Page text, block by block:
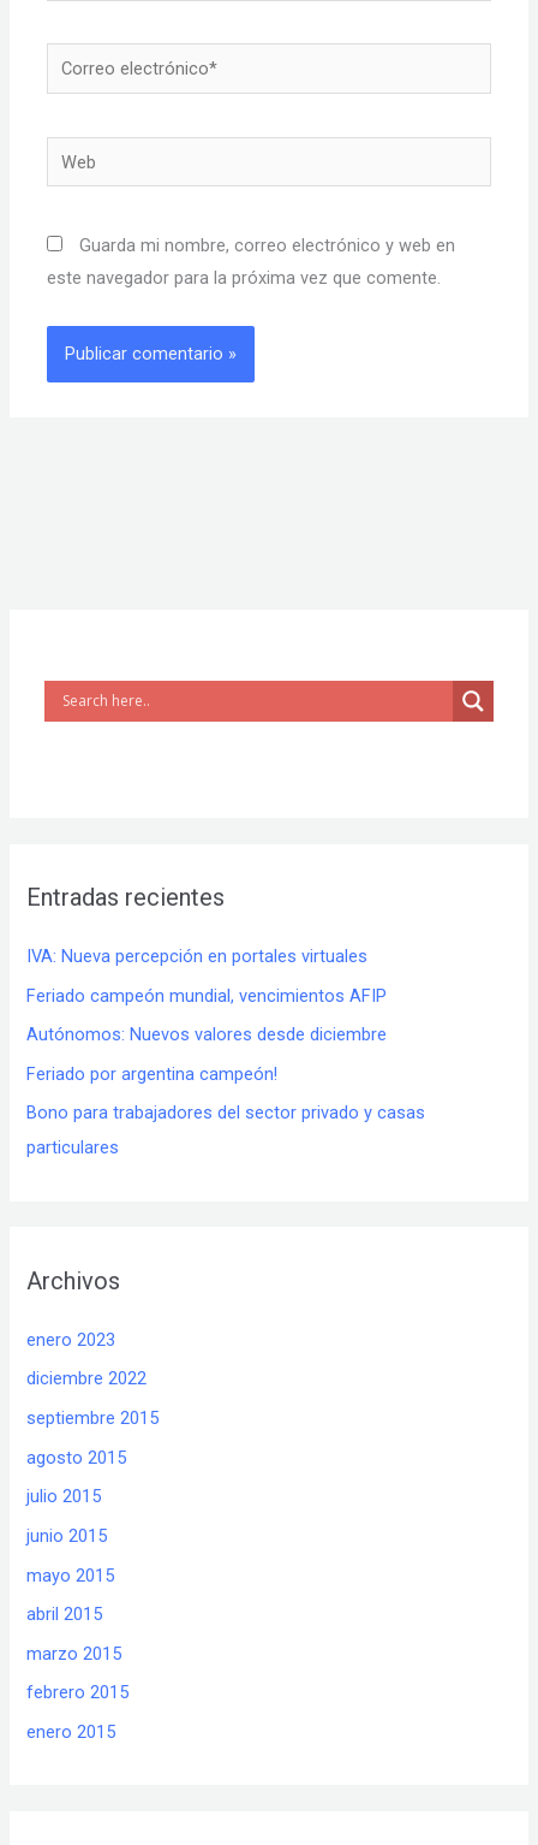
Correo
electrónico*
Web
Guarda mi nombre, correo electrónico y web en
este navegador para la próxima vez que comente.
Entradas recientes
IVA: Nueva percepción en portales virtuales
Feriado campeón mundial, vencimientos AFIP
Autónomos: Nuevos valores desde diciembre
Feriado por argentina campeón!
Bono para trabajadores del sector privado y casas
particulares
Archivos
enero 2023
diciembre 2022
septiembre 2015
agosto 2015
julio 2015
junio 2015
mayo 2015
abril 2015
marzo 2015
febrero 2015
enero 2015